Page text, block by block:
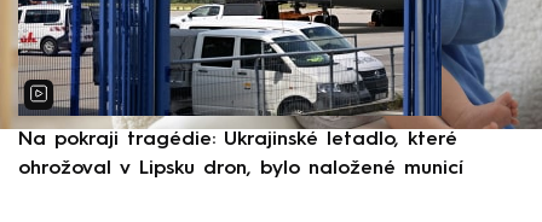
Na pokraji tragédie: Ukrajinské letadlo, které
ohrožoval v Lipsku dron, bylo naložené municí